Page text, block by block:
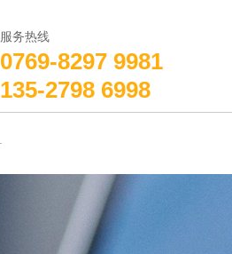
服务热线
0769-8297 9981
135-2798 6998